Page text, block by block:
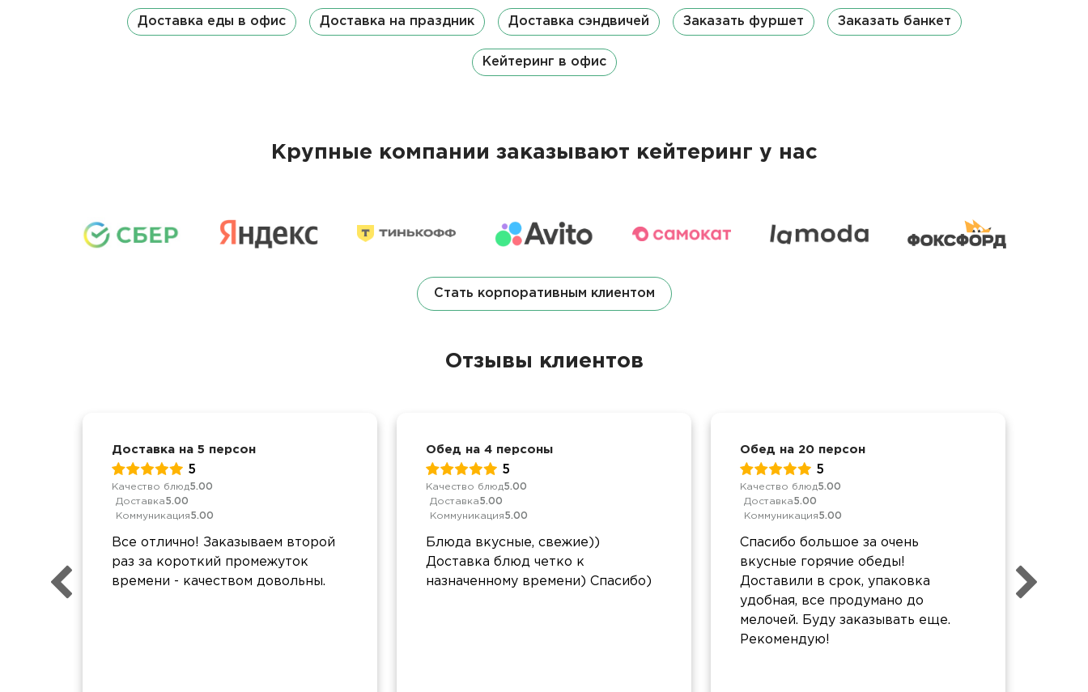
Доставка еды в офис Доставка на праздник Доставка сэндвичей Заказать фуршет Заказать банкет
Кейтеринг в офис
Крупные компании заказывают кейтеринг у нас
Стать корпоративным клиентом
Отзывы клиентов
Доставка на 5 персон
5
Качество блюд5.00
Доставка5.00
Коммуникация5.00
Все отлично! Заказываем второй
раз за короткий промежуток
времени - качеством довольны.
Обед на 4 персоны
5
Качество блюд5.00
Доставка5.00
Коммуникация5.00
Блюда вкусные, свежие))
Доставка блюд четко к
назначенному времени) Спасибо)
Обед на 20 персон
5
Качество блюд5.00
Доставка5.00
Коммуникация5.00
Спасибо большое за очень
вкусные горячие обеды!
Доставили в срок, упаковка
удобная, все продумано до
мелочей. Буду заказывать еще.
Рекомендую!